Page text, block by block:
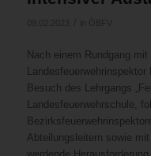
Nach einem Rundgang
Besuch des Lehrgangs
Landesfeuerwehrschule,
Abteilungsleitern sowie